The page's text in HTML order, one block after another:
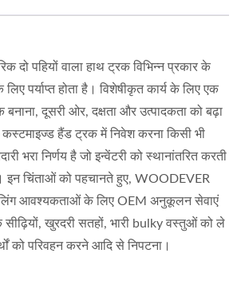
दो पहियों वाला हाथ ट्रक विभिन्न प्रकार के
लिए पर्याप्त होता है। विशेषीकृत कार्य के लिए एक
दूसरी ओर, दक्षता और उत्पादकता को बढ़ा
हैंड ट्रक में निवेश करना किसी भी
भरा निर्णय है जो इन्वेंटरी को स्थानांतरित करती
इन चिंताओं को पहचानते हुए, WOODEVER
आवश्यकताओं के लिए OEM अनुकूलन सेवाएं
खुरदरी सतहों, भारी bulky वस्तुओं को ले
को परिवहन करने आदि से निपटना।